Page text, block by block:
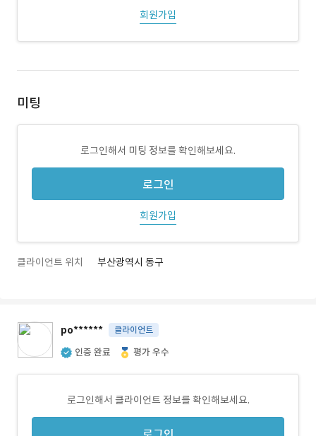
회원가입
미팅
로그인해서 미팅 정보를 확인해보세요.
로그인
회원가입
클라이언트 위치 부산광역시 동구
po****** 클라이언트
인증 완료 평가 우수
로그인해서 클라이언트 정보를 확인해보세요.